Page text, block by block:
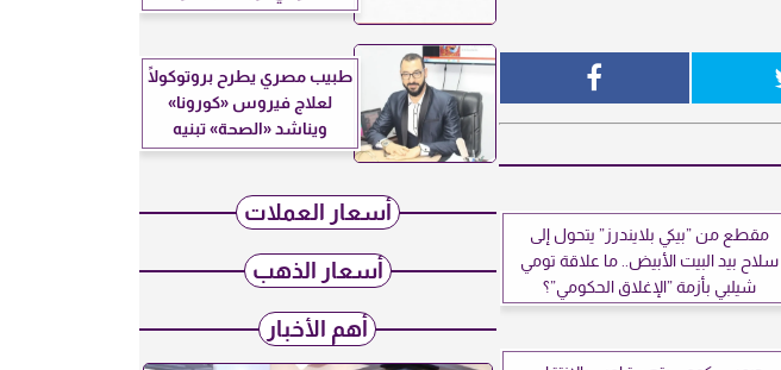
مقطع من ”بيكي بلايندرز” يتحول إلى
سلاح بيد البيت الأبيض.. ما علاقة تومي
شيلبي بأزمة ”الإغلاق الحكومي”؟
طبيب مصري يطرح بروتوكولًا
لعلاج فيروس «كورونا»
ويناشد «الصحة» تبنيه
أسعار العملات
أسعار الذهب
أهم الأخبار